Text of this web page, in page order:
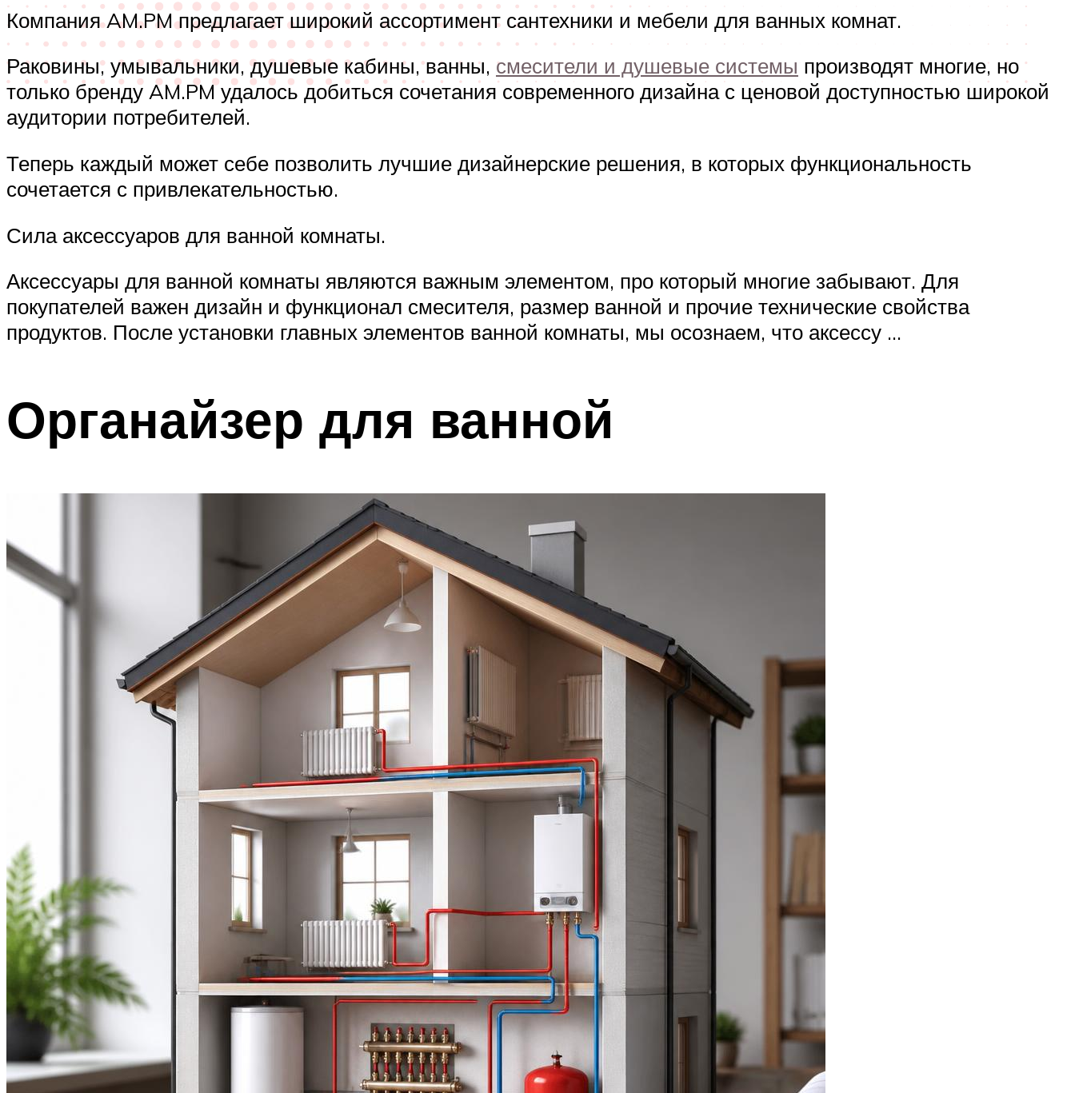
Компания AM.PM предлагает широкий ассортимент сантехники и мебели для ванных комнат.
Раковины, умывальники, душевые кабины, ванны, смесители и душевые системы производят многие, но
только бренду AM.PM удалось добиться сочетания современного дизайна с ценовой доступностью широкой
аудитории потребителей.
Теперь каждый может себе позволить лучшие дизайнерские решения, в которых функциональность
сочетается с привлекательностью.
Сила аксессуаров для ванной комнаты.
Аксессуары для ванной комнаты являются важным элементом, про который многие забывают. Для
покупателей важен дизайн и функционал смесителя, размер ванной и прочие технические свойства
продуктов. После установки главных элементов ванной комнаты, мы осознаем, что аксессу …
Органайзер для ванной